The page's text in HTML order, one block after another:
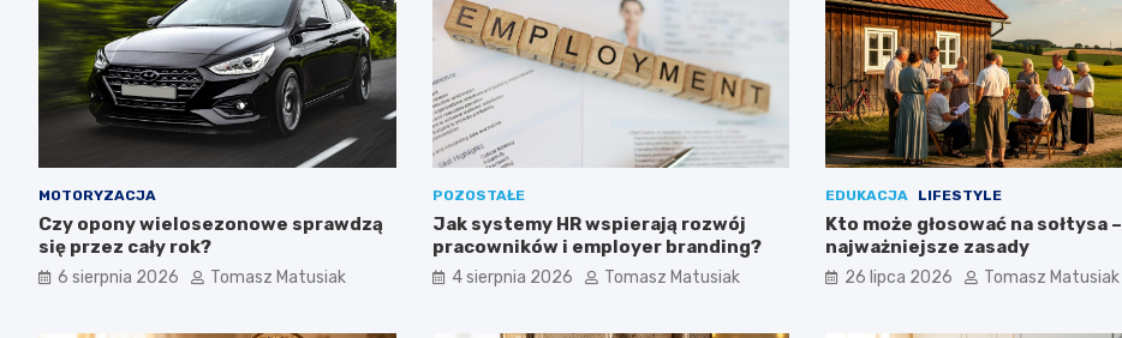
MOTORYZACJA
Czy opony wielosezonowe sprawdzą
się przez cały rok?
6 sierpnia 2026 Tomasz Matusiak
POZOSTAŁE
Jak systemy HR wspierają rozwój
pracowników i employer branding?
4 sierpnia 2026 Tomasz Matusiak
EDUKACJA LIFESTYLE
Kto może głosować na sołtysa –
najważniejsze zasady
26 lipca 2026 Tomasz Matusiak